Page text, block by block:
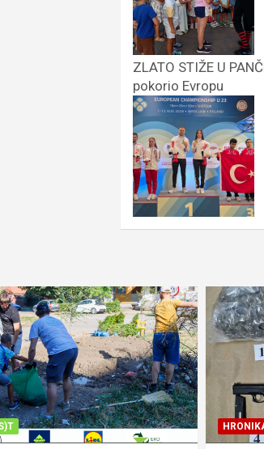
ZLATO STIŽE U
pokorio Evropu